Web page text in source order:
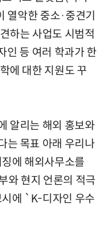
열악한 중소·중견기
하는 사업도 시범적
인 등 여러 학과가 한
에 대한 지원도 꾸
알리는 해외 홍보와
는 목표 아래 우리나
에 해외사무소를
와 현지 언론의 적극
시에 `K-디자인 우수